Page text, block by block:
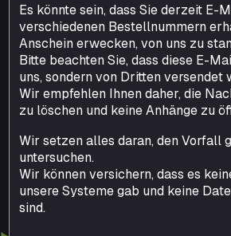
Es könnte sein, dass Sie derzeit E-
verschiedenen Bestellnummern
Anschein erwecken, von uns zu
Bitte beachten Sie, dass diese E-
uns, sondern von Dritten versendet
Wir empfehlen Ihnen daher, die
zu löschen und keine Anhänge zu
Wir setzen alles daran, den Vorfall
untersuchen.
Wir können versichern, dass es
unsere Systeme gab und keine
sind.